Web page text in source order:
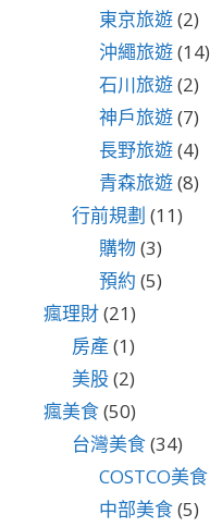
東京旅遊(2)
沖繩旅遊(14)
石川旅遊(2)
神戶旅遊(7)
長野旅遊(4)
青森旅遊(8)
行前規劃 (11)
購物(3)
預約 (5)
瘋理財(21)
房產 (1)
美股(2)
瘋美食(50)
台灣美食(34)
COSTCO美食
中部美食(5)